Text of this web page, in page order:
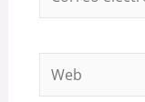
Web